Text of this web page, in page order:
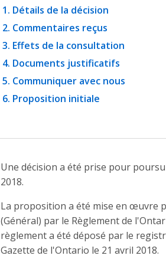
Détails de la décision
Commentaires reçus
Effets de la consultation
Documents justificatifs
Communiquer avec nous
Proposition initiale
Une décision a été prise pour
2018.
La proposition a été mise en œuvre
(Général) par le Règlement de
règlement a été déposé par le
Gazette de l'Ontario le 21 avril 2018.